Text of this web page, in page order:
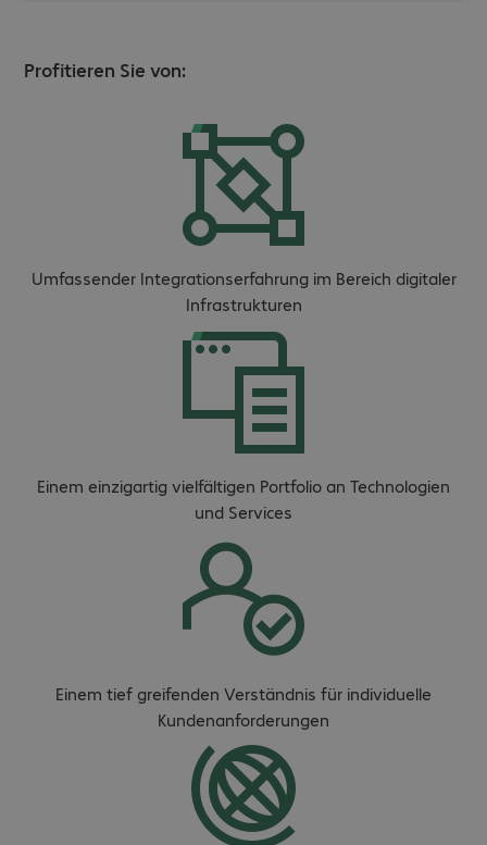
Profitieren Sie von:
Umfassender Integrationserfahrung im Bereich digitaler
Infrastrukturen
Einem einzigartig vielfältigen Portfolio an Technologien
und Services
Einem tief greifenden Verständnis für individuelle
Kundenanforderungen